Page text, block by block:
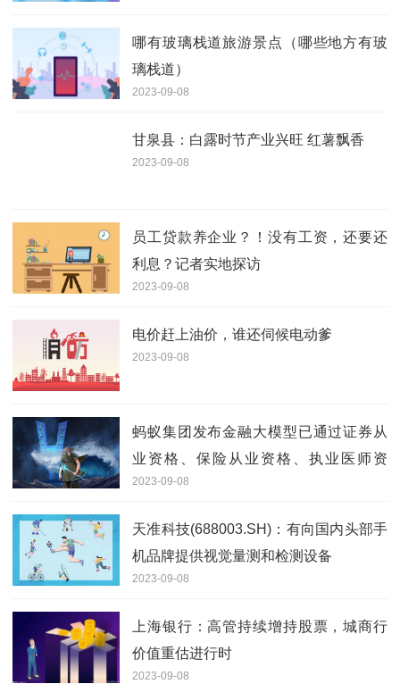
哪有玻璃栈道旅游景点（哪些地方有玻
璃栈道）
2023-09-08
甘泉县：白露时节产业兴旺 红薯飘香
2023-09-08
员工贷款养企业？！没有工资，还要还
利息？记者实地探访
2023-09-08
电价赶上油价，谁还伺候电动爹
2023-09-08
蚂蚁集团发布金融大模型已通过证券从
业资格、保险从业资格、执业医师资
格、执业药师资格等专业试题测试
2023-09-08
天准科技(688003.SH)：有向国内头部手
机品牌提供视觉量测和检测设备
2023-09-08
上海银行：高管持续增持股票，城商行
价值重估进行时
2023-09-08